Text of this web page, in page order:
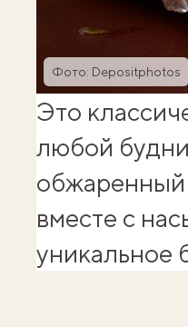
Фото: Depositphotos
Это
любой
обжаренный
вместе с
уникальное